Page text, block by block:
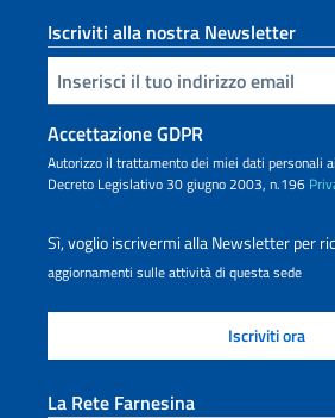
Iscriviti alla nostra Newsletter
Inserisci la tua email
Accettazione GDPR
Autorizzo il trattamento dei miei dati personali
Decreto Legislativo 30 giugno 2003, n.196
Sì, voglio iscrivermi alla Newsletter per
aggiornamenti sulle attività di questa sede
La Rete Farnesina